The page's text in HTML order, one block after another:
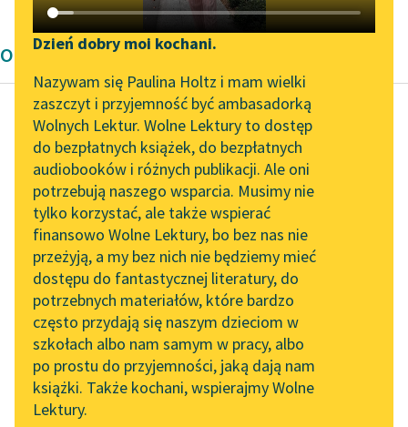
Katalog DAISY
Podkasty o książkach
Zgłoś brak utworu
Aktualności
Spotkanie z Katarzyną
Tunkiel w Oslo
Wolne Lektury na 32.
Pol’and’Rock Festivalu
„Kochanek Lady
Chatterley” do słuchania
na Wolnych Lekturach
Nowy audiobook –
„Marzenie o Oriencie”
Sophie Elkan
Kolekcja Nadwyraz.com x
Wolne Lektury – idealna na
Narzędzia
Mapa Wolnych Lektur
Leśmianator
Przewodnik dla piszących i
czytających
API
OAI-PMH
Widget Wolnych Lektur
Przypisy
Dzień dobry moi kochani.
Nazywam się Paulina Holtz i mam wielki
zaszczyt i przyjemność być ambasadorką
Wolnych Lektur. Wolne Lektury to dostęp
do bezpłatnych książek, do bezpłatnych
audiobooków i różnych publikacji. Ale oni
potrzebują naszego wsparcia. Musimy nie
tylko korzystać, ale także wspierać
finansowo Wolne Lektury, bo bez nas nie
przeżyją, a my bez nich nie będziemy mieć
dostępu do fantastycznej literatury, do
potrzebnych materiałów, które bardzo
często przydają się naszym dzieciom w
szkołach albo nam samym w pracy, albo
po prostu do przyjemności, jaką dają nam
książki. Także kochani, wspierajmy Wolne
Lektury.
Oda
Adam Mickiewicz
Oda do młodości
Niechaj, kogo wiek
zamroczy,
Chyląc ku ziemi
poradlone czoło,
Takie widzi świata
koło,
Jakie tępemi...